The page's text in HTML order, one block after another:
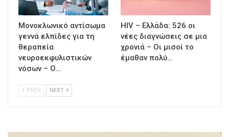
Μονοκλωνικό αντίσωμα
γεννά ελπίδες για τη
θεραπεία
νευροεκφυλιστικών
νόσων – Ο…
HIV – Ελλάδα: 526 οι
νέες διαγνώσεις σε μια
χρονιά – Οι μισοί το
έμαθαν πολύ…
PREV NEXT